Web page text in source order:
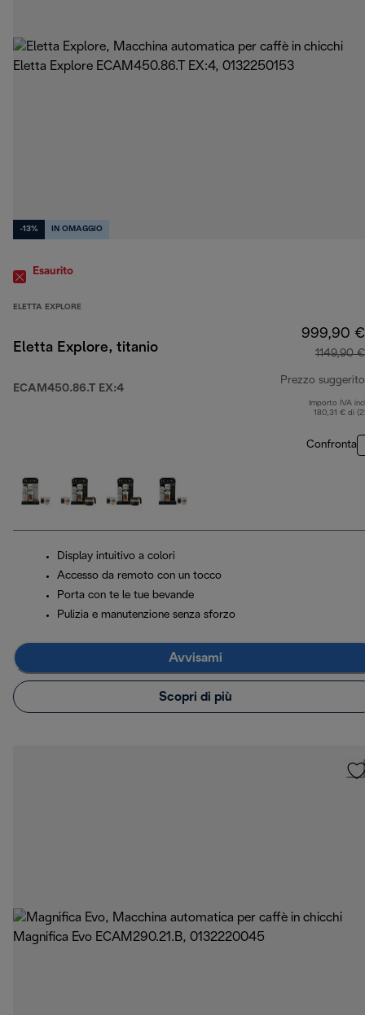
-13% IN OMAGGIO
Esaurito
ELETTA EXPLORE
Eletta Explore, titanio
ECAM450.86.T EX:4
999,90 €
1149,90 €
Prezzo suggerito
Importo IVA
180,31 € di
Confronta
Display intuitivo a colori
Accesso da remoto con un tocco
Porta con te le tue bevande
Pulizia e manutenzione senza sforzo
Avvisami
Scopri di più